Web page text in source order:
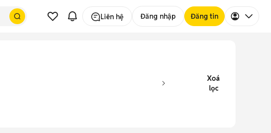
Liên hệ Đăng nhập Đăng tin
Xoá
lọc